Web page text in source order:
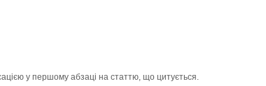
у першому абзаці на статтю, що цитується.